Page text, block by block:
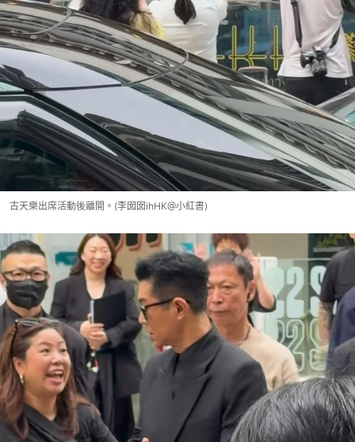
古天樂出席活動後離開。(李囡囡ihHK@小紅書)